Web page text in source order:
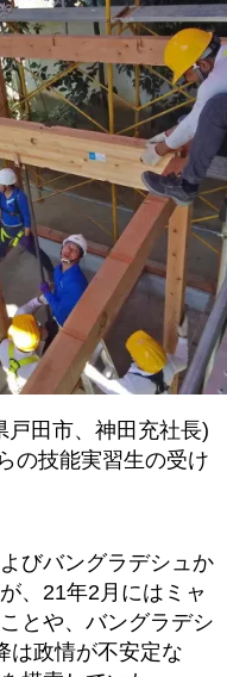
戸田市、神田充社長)
の技能実習生の受け
びバングラデシュか
、21年2月にはミャ
とや、バングラデシ
は政情が不安定な